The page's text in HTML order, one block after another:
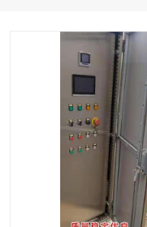
智能截流井
下开式堰门
加压泵房/灌溉泵房
不锈钢浮筒阀
雨水收集回用装置